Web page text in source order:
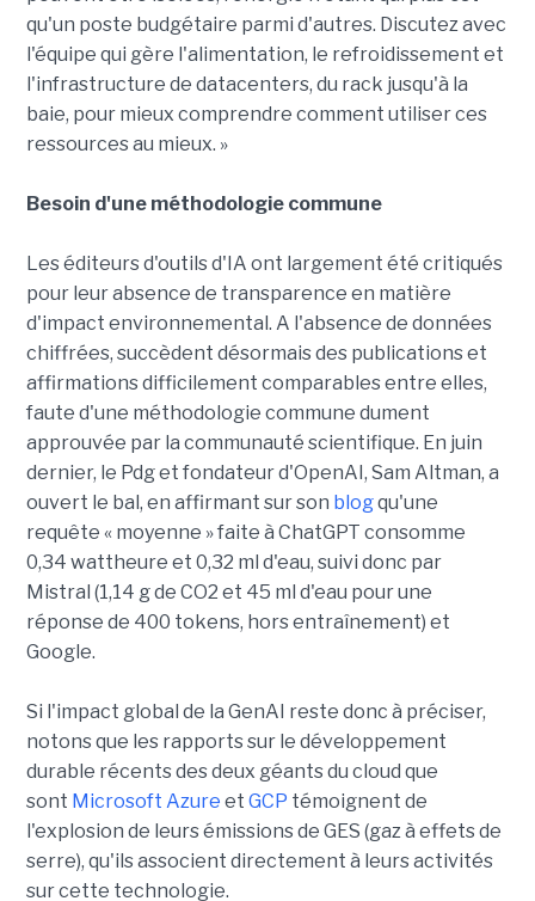
qu'un poste budgétaire parmi d'autres. Discutez avec
l'équipe qui gère l'alimentation, le refroidissement et
l'infrastructure de datacenters, du rack jusqu'à la
baie, pour mieux comprendre comment utiliser ces
ressources au mieux. »
Besoin d'une méthodologie commune
Les éditeurs d'outils d'IA ont largement été critiqués
pour leur absence de transparence en matière
d'impact environnemental. A l'absence de données
chiffrées, succèdent désormais des publications et
affirmations difficilement comparables entre elles,
faute d'une méthodologie commune dument
approuvée par la communauté scientifique. En juin
dernier, le Pdg et fondateur d'OpenAI, Sam Altman, a
ouvert le bal, en affirmant sur son blogqu'une
requête « moyenne » faite à ChatGPT consomme
0,34 wattheure et 0,32 ml d'eau, suivi donc par
Mistral (1,14 g de CO2 et 45 ml d'eau pour une
réponse de 400 tokens, hors entraînement) et
Google.
Si l'impact global de la GenAI reste donc à préciser,
notons que les rapports sur le développement
durable récents des deux géants du cloud que
sont Microsoft Azure et GCP témoignent de
l'explosion de leurs émissions de GES (gaz à effets de
serre), qu'ils associent directement à leurs activités
sur cette technologie.